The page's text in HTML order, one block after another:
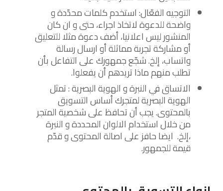
التوجيه الفعّال: استخدم كلمات محدّدة و
واضحة للدعوة لاتخاذ اجراء، حتى و ان كان
المنشور ليس اعلانيا، أضف دعوة مثلا للتعليق
أو مشاركة تجربة مماثلة أو ارسال رسالة
واتساب، إلخ. شجّع جمهورك على التفاعل بأن
تطلب منهم ماذا تريدهم أن يفعلوا.
الاتساق في النبرة و الهوية البصرية : تمثل
الهوية البصرية لمتجرك أساس التسويق
بالمحتوى. يجب أن تحافظ على شخصية المتجر
من خلال استخدام الالوان المحددة و النبرة
،إلخ. ايضا حافز على اصالة المحتوى و قدّم
قيمة للجمهور.